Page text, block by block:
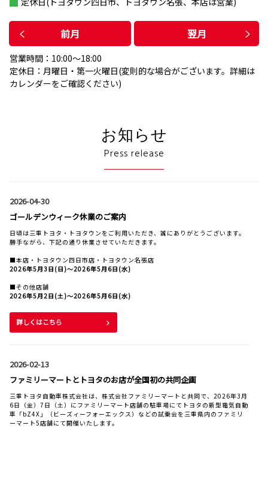
前月 翌月
営業時間：10:00〜18:00
定休日：月曜日・第一火曜日(変則的な場合がございます。詳細は
カレンダーをご確認ください)
お知らせ
Press release
2026-04-30
ゴールデンウィーク休業のご案内
日頃は三重トヨタ・トヨタウンをご利用いただき、誠にありがとうございます。
勝手ながら、下記の通り休業させていただきます。
■本店・トヨタウン四日市店・トヨタウン名張店
2026年5月3日(日)〜2026年5月6日(水)
■その他店舗
2026年5月2日(土)〜2026年5月6日(水)
詳しくはこちら
2026-02-13
ファミリーマートとトヨタのお店が全国初の共同企画
三重トヨタ自動車株式会社は、株式会社ファミリーマートと共同で、2026年3月
6日（金）7日（土）にファミリーマート店舗の駐車場にてトヨタの新型電気自動
車「bZ4X」（ビーズィーフォーエックス）などの試乗会を三重県内のファミリ
ーマート5店舗にて開催いたします。